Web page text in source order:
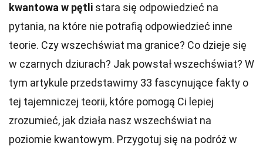
kwantowa w pętli stara się odpowiedzieć na
pytania, na które nie potrafią odpowiedzieć inne
teorie. Czy wszechświat ma granice? Co dzieje się
w czarnych dziurach? Jak powstał wszechświat? W
tym artykule przedstawimy 33 fascynujące fakty o
tej tajemniczej teorii, które pomogą Ci lepiej
zrozumieć, jak działa nasz wszechświat na
poziomie kwantowym. Przygotuj się na podróż w